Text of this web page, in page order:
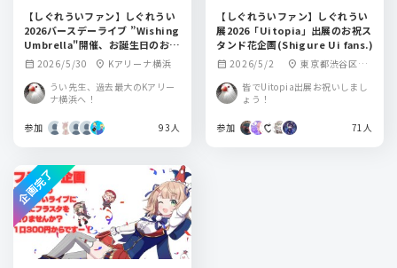
【しぐれういファン】しぐれうい
2026バースデーライブ ”Wishing
Umbrella"開催、お誕生日のお祝
応援スタンド花企画(Shigure Ui
fans.)
calendar_month 2026/5/30 location_on Kアリーナ横浜
うい先生、過去最大のKアリー
ナ横浜へ！
参加 93人
【しぐれういファン】しぐれうい
展2026「Uitopia」出展のお祝ス
タンド花企画(Shigure Ui fans.)
calendar_month 2026/5/2 location_on 東京都渋谷区神
宮前6丁目14−2 6
142
皆でUitopia出展お祝いしまし
ょう！
参加 71人
企画完了